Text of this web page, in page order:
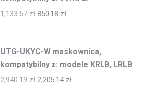
1,133.57zł 850.18 zł
UTG-UKYC-W maskownica,
kompatybilny z: modele KRLB, LRLB
2,940.19zł 2,205.14 zł